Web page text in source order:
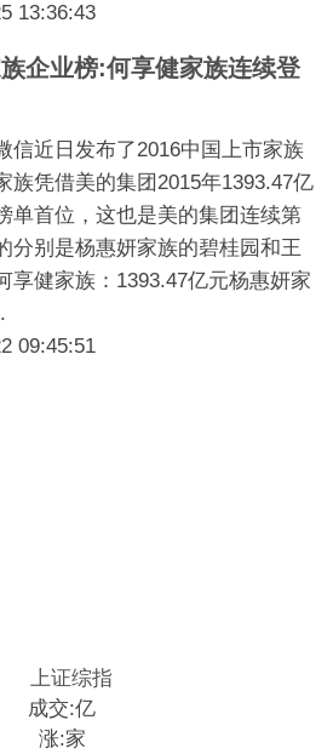
13:36:43
企业榜:何享健家族连续登
信近日发布了2016中国上市家族
族凭借美的集团2015年1393.47亿
单首位，这也是美的集团连续第
分别是杨惠妍家族的碧桂园和王
享健家族：1393.47亿元杨惠妍家
09:45:51
成交:亿
涨:家